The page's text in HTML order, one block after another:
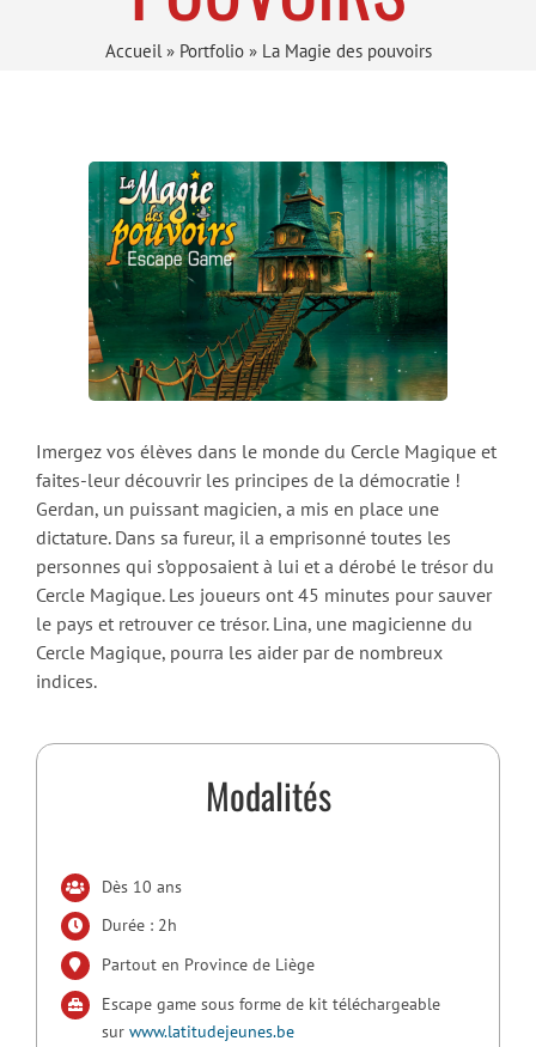
Accueil » Portfolio» La Magie des pouvoirs
Imergez vos élèves dans le monde du Cercle Magique et
faites-leur découvrir les principes de la démocratie !
Gerdan, un puissant magicien, a mis en place une
dictature. Dans sa fureur, il a emprisonné toutes les
personnes qui s’opposaient à lui et a dérobé le trésor du
Cercle Magique. Les joueurs ont 45 minutes pour sauver
le pays et retrouver ce trésor. Lina, une magicienne du
Cercle Magique, pourra les aider par de nombreux
indices.
Modalités
Dès 10 ans
Durée : 2h
Partout en Province de Liège
Escape game sous forme de kit téléchargeable
sur www.latitudejeunes.be